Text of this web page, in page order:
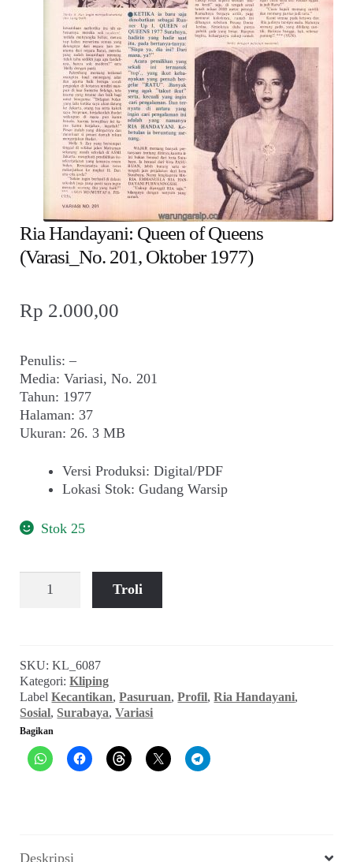
child
menu
Alamat
Rekening
Reseller
Ria Handayani: Queen of Queens
(Varasi_No. 201, Oktober 1977)
Rp 2.000,00
Penulis: –
Media: Variasi, No. 201
Tahun: 1977
Halaman: 37
Ukuran: 26. 3 MB
Versi Produksi: Digital/PDF
Lokasi Stok: Gudang Warsip
Stok 25
Queens
(Varasi_No.
201,
Oktober
1977)
Troli
SKU:KL_6087
Kategori:Kliping
LabelKecantikan,Pasuruan,Profil,Ria Handayani,
Sosial, Surabaya,Variasi
Bagikan
Deskripsi